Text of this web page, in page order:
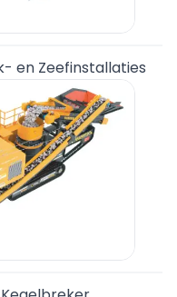
en Zeefinstallaties